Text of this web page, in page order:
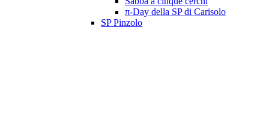
π-Day della SP di Carisolo
SP Pinzolo